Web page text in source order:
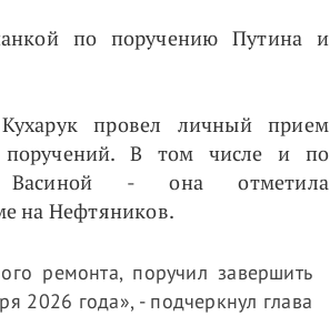
по поручению Путина и
провел личный прием
поручений. В том числе и по
Васиной - она отметила
на Нефтяников.
ремонта, поручил завершить
2026 года», - подчеркнул глава